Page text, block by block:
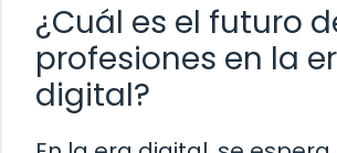
¿Cuál es el futuro
profesiones en la
digital?